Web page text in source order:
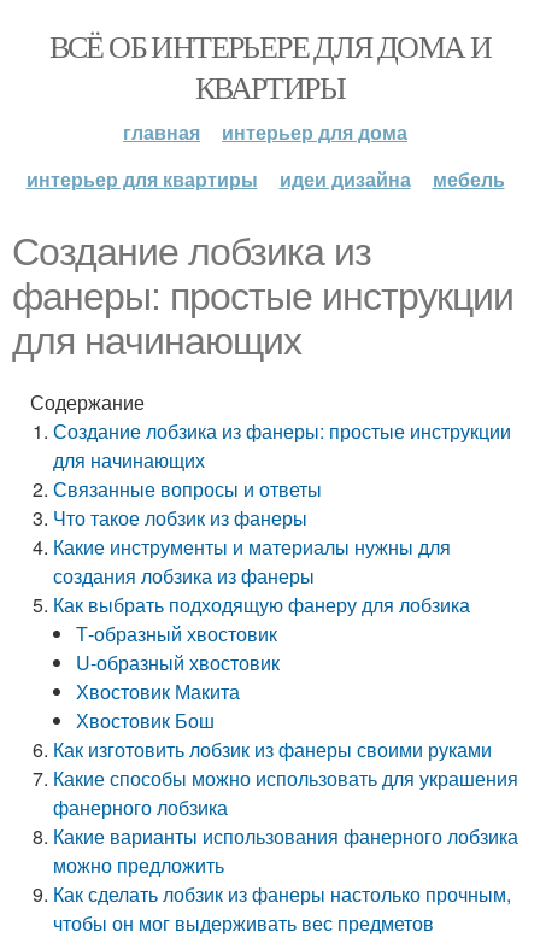
ВСЁ ОБ ИНТЕРЬЕРЕ ДЛЯ ДОМА И
КВАРТИРЫ
главная
интерьер для дома
интерьер для квартиры
идеи дизайна мебель
Создание лобзика из
фанеры: простые инструкции
для начинающих
Содержание
Создание лобзика из фанеры: простые инструкции
для начинающих
Связанные вопросы и ответы
Что такое лобзик из фанеры
Какие инструменты и материалы нужны для
создания лобзика из фанеры
Как выбрать подходящую фанеру для лобзика
Т-образный хвостовик
U-образный хвостовик
Хвостовик Макита
Хвостовик Бош
Как изготовить лобзик из фанеры своими руками
Какие способы можно использовать для украшения
фанерного лобзика
Какие варианты использования фанерного лобзика
можно предложить
Как сделать лобзик из фанеры настолько прочным,
чтобы он мог выдерживать вес предметов